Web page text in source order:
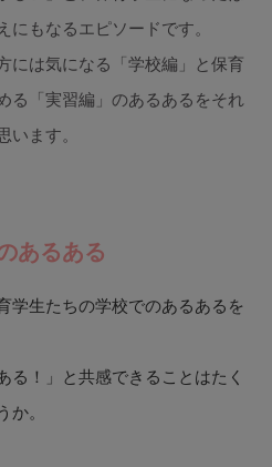
もなるエピソードです。
には気になる「学校編」と保育
る「実習編」のあるあるをそれ
ます。
あるある
学生たちの学校でのあるあるを
る！」と共感できることはたく
。